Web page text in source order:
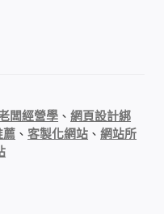
闆經營學 、網頁設計綁
薦 、客製化網站 、網站所